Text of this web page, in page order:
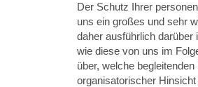
Der Schutz Ihrer
uns ein großes und sehr
daher ausführlich darüber
wie diese von uns im
über, welche
organisatorischer Hinsicht